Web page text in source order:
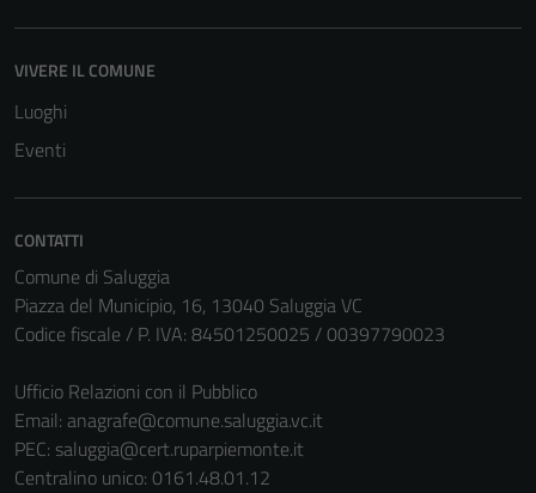
VIVERE IL COMUNE
Luoghi
Eventi
CONTATTI
Comune di Saluggia
Piazza del Municipio, 16, 13040 Saluggia VC
Codice fiscale / P. IVA: 84501250025 / 00397790023
Ufficio Relazioni con il Pubblico
Email: anagrafe@comune.saluggia.vc.it
PEC: saluggia@cert.ruparpiemonte.it
Centralino unico: 0161.48.01.12
Tecnici
possono
Questi cookie
non raccolgono
informazioni